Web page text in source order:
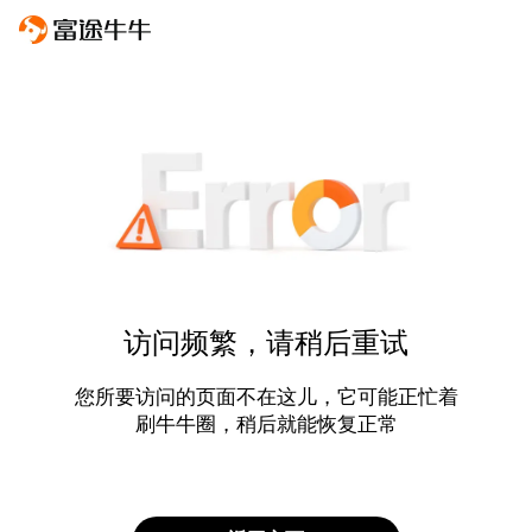
访问频繁，请稍后重试
您所要访问的页面不在这儿，它可能正忙着
刷牛牛圈，稍后就能恢复正常